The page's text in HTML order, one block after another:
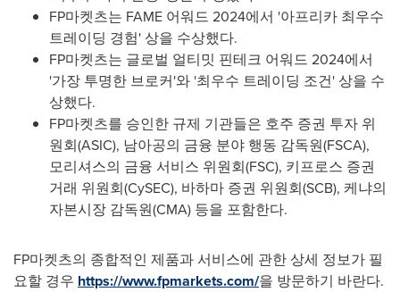
FP마켓츠는 FAME 어워드 2024에서 '아프리카 최우수
트레이딩 경험' 상을 수상했다.
FP마켓츠는 글로벌 얼티밋 핀테크 어워드 2024에서
'가장 투명한 브로커'와 '최우수 트레이딩 조건' 상을 수
상했다.
FP마켓츠를 승인한 규제 기관들은 호주 증권 투자 위
원회(ASIC), 남아공의 금융 분야 행동 감독원(FSCA),
모리셔스의 금융 서비스 위원회(FSC), 키프로스 증권
거래 위원회(CySEC), 바하마 증권 위원회(SCB), 케냐의
자본시장 감독원(CMA) 등을 포함한다.
FP마켓츠의 종합적인 제품과 서비스에 관한 상세 정보가 필
요할 경우 https://www.fpmarkets.com/을 방문하기 바란다.